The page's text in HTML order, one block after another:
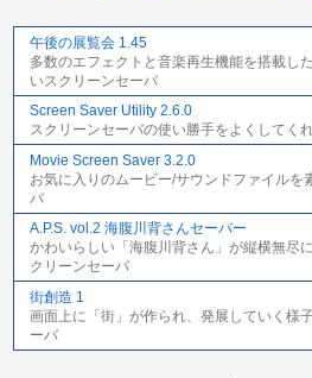
午後の展覧会 1.45
多数のエフェクトと音楽再生機能を搭載し
いスクリーンセーバ
Screen Saver Utility 2.6.0
スクリーンセーバの使い勝手をよくしてく
Movie Screen Saver 3.2.0
お気に入りのムービー/サウンドファイルを
バ
A.P.S. vol.2 海腹川背さんセーバー
かわいらしい「海腹川背さん」が縦横無尽
クリーンセーバ
街創造 1
画面上に「街」が作られ、発展していく様
ーバ